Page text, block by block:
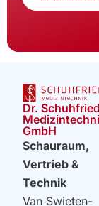
Dr. Schuhfried
GmbH
Schauraum,
Vertrieb &
Technik
Van Swieten-